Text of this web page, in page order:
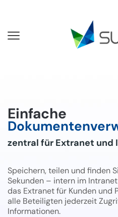
Einfache
zentral für Extranet und
Speichern, teilen und finden
Sekunden – intern im
das Extranet für Kunden und
alle Beteiligten jederzeit
Informationen.